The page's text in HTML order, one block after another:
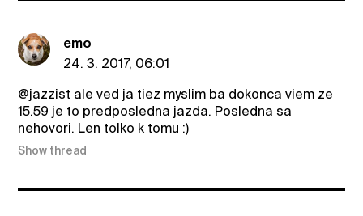
emo
24. 3. 2017, 06:01
@jazzist ale ved ja tiez myslim ba dokonca viem ze
15.59 je to predposledna jazda. Posledna sa
nehovori. Len tolko k tomu :)
Show thread